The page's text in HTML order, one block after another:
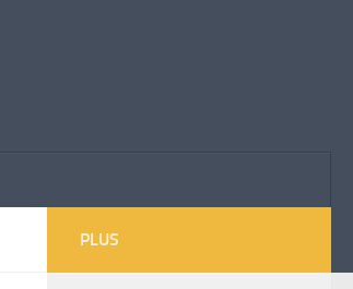
PLUS